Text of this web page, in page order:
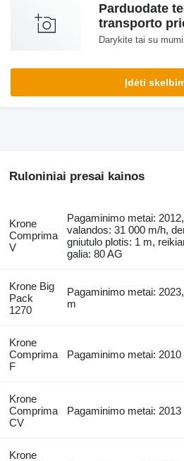
Parduodate
transporto
Darykite tai su
Įdėti
Ruloniniai presai kainos
Krone
Comprima
V
Pagaminimo metai:
valandos: 31 000 m/h,
gniutulo plotis: 1 m,
galia: 80 AG
Krone Big
Pack
1270
Pagaminimo metai:
m
Krone
Comprima
F
Pagaminimo metai: 2010
Krone
Comprima
CV
Pagaminimo metai: 2013
Krone